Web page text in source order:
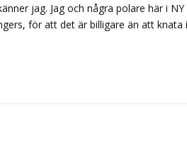
jag. Jag och några polare här i
för att det är billigare än att